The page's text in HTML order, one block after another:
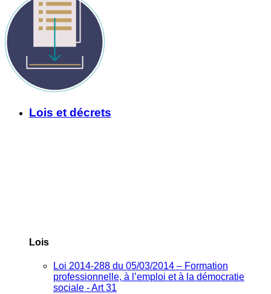
Lois et décrets
Lois
Loi 2014-288 du 05/03/2014 – Formation
professionnelle, à l’emploi et à la démocratie
sociale - Art 31